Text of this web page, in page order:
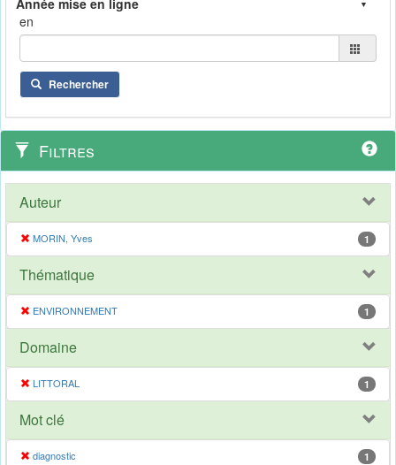
en
Rechercher
Filtres
Auteur
MORIN, Yves 1
Thématique
ENVIRONNEMENT 1
Domaine
LITTORAL 1
Mot clé
diagnostic 1